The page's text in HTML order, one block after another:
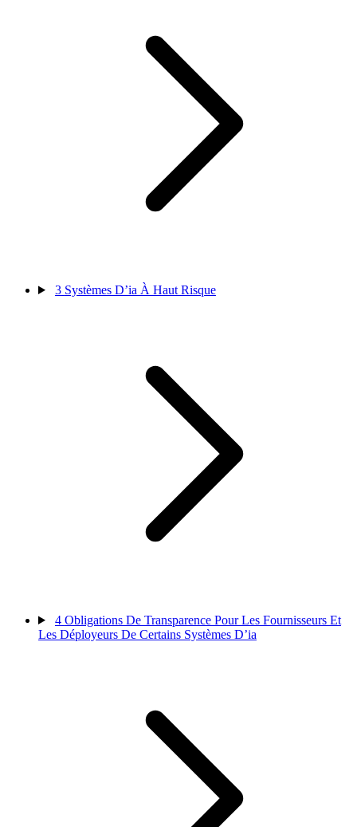
3 Systèmes D’ia À Haut Risque
4 Obligations De Transparence Pour Les Fournisseurs Et
Les Déployeurs De Certains Systèmes D’ia